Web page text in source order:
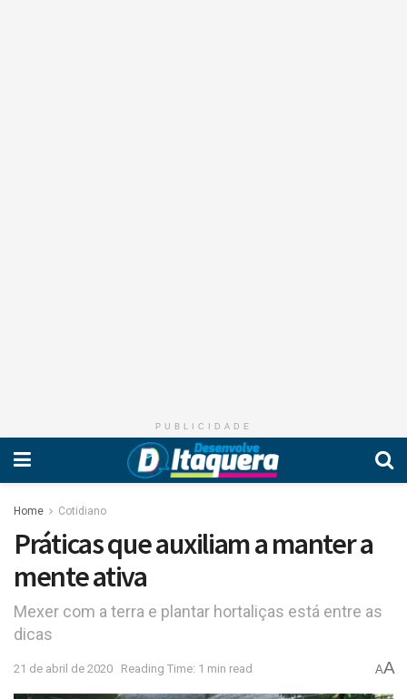
PUBLICIDADE
Home Cotidiano
Práticas que auxiliam a manter a
mente ativa
Mexer com a terra e plantar hortaliças está entre as
dicas
21 de abril de 2020 Reading Time: 1 min read AA